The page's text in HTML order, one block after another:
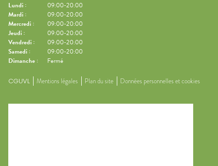
Lundi :
09:00-20:00
Mardi :
09:00-20:00
Mercredi :
09:00-20:00
Jeudi :
09:00-20:00
Vendredi :
09:00-20:00
Samedi :
09:00-20:00
Dimanche : Fermé
CGUVL Mentions légales Plan du site Données personnelles et cookies